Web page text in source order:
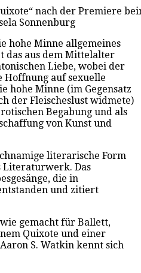
nach der Premiere
Sonnenburg
hohe Minne allgemeines
das aus dem Mittelalter
Liebe, wobei der
Hoffnung auf sexuelle
hohe Minne (im Gegensatz
der Fleischeslust widmete)
Begabung und als
von Kunst und
literarische Form
Literaturwerk. Das
die in
und zitiert
gemacht für Ballett,
Quixote und einer
S. Watkin kennt sich